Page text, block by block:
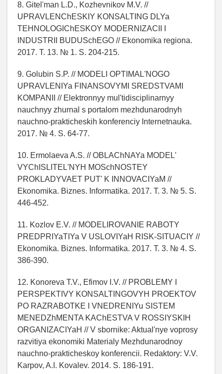
8. Gitel'man L.D., Kozhevnikov M.V. //
UPRAVLENChESKIY KONSALTING DLYa
TEHNOLOGIChESKOY MODERNIZACII I
INDUSTRII BUDUSchEGO // Ekonomika regiona.
2017. T. 13. № 1. S. 204-215.
9. Golubin S.P. // MODELI OPTIMAL'NOGO
UPRAVLENIYa FINANSOVYMI SREDSTVAMI
KOMPANII // Elektronnyy mul'tidisciplinarnyy
nauchnyy zhurnal s portalom mezhdunarodnyh
nauchno-prakticheskih konferenciy Internetnauka.
2017. № 4. S. 64-77.
10. Ermolaeva A.S. // OBLAChNAYa MODEL'
VYChISLITEL'NYH MOSchNOSTEY
PROKLADYVAET PUT' K INNOVACIYaM //
Ekonomika. Biznes. Informatika. 2017. T. 3. № 5. S.
446-452.
11. Kozlov E.V. // MODELIROVANIE RABOTY
PREDPRIYaTIYa V USLOVIYaH RISK-SITUACIY //
Ekonomika. Biznes. Informatika. 2017. T. 3. № 4. S.
386-390.
12. Konoreva T.V., Efimov I.V. // PROBLEMY I
PERSPEKTIVY KONSALTINGOVYH PROEKTOV
PO RAZRABOTKE I VNEDRENIYu SISTEM
MENEDZhMENTA KAChESTVA V ROSSIYSKIH
ORGANIZACIYaH // V sbornike: Aktual'nye voprosy
razvitiya ekonomiki Materialy Mezhdunarodnoy
nauchno-prakticheskoy konferencii. Redaktory: V.V.
Karpov, A.I. Kovalev. 2014. S. 186-191.